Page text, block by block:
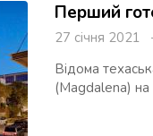
Перший
27 січня
Відома
(Magdalena) на